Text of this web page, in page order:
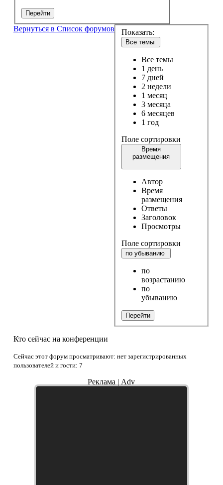
Перейти
Вернуться в Список форумов Показать:
Все темы
Все темы
1 день
7 дней
2 недели
1 месяц
3 месяца
6 месяцев
1 год
Поле сортировки
Время
размещения
Автор
Время
размещения
Ответы
Заголовок
Просмотры
Поле сортировки
по убыванию
по
возрастанию
по
убыванию
Перейти
Кто сейчас на конференции
Сейчас этот форум просматривают: нет зарегистрированных
пользователей и гости: 7
Реклама | Adv